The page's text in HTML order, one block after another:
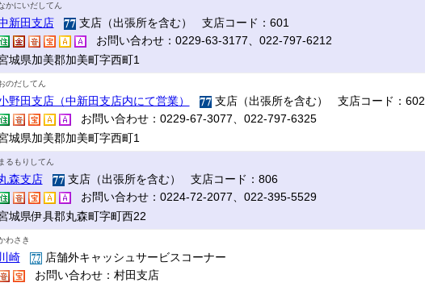
かにいだしてん
新田支店
支店（出張所を含む） 支店コード：601
お問い合わせ：0229-63-3177、022-797-6212
城県加美郡加美町字西町1
のだしてん
野田支店（中新田支店内にて営業）
支店（出張所を含む） 支店コード：602
お問い合わせ：0229-67-3077、022-797-6325
城県加美郡加美町字西町1
まるもりしてん
森支店
支店（出張所を含む） 支店コード：806
お問い合わせ：0224-72-2077、022-395-5529
城県伊具郡丸森町字町西22
わさき
川崎
店舗外キャッシュサービスコーナー
お問い合わせ：村田支店